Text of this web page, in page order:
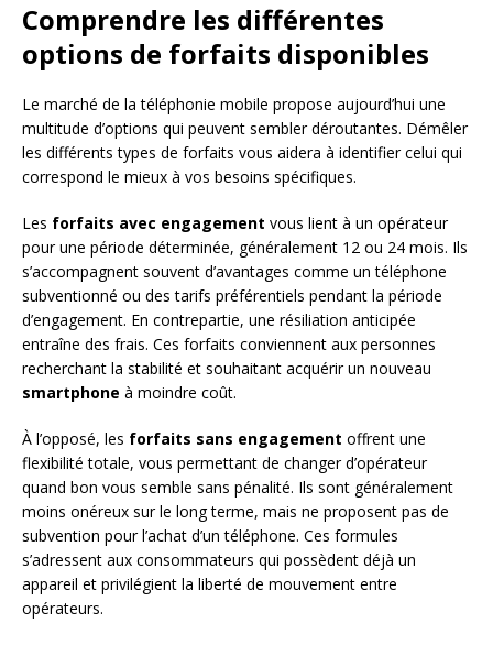
Comprendre les différentes
options de forfaits disponibles
Le marché de la téléphonie mobile propose aujourd’hui une
multitude d’options qui peuvent sembler déroutantes. Démêler
les différents types de forfaits vous aidera à identifier celui qui
correspond le mieux à vos besoins spécifiques.
Les forfaits avec engagement vous lient à un opérateur
pour une période déterminée, généralement 12 ou 24 mois. Ils
s’accompagnent souvent d’avantages comme un téléphone
subventionné ou des tarifs préférentiels pendant la période
d’engagement. En contrepartie, une résiliation anticipée
entraîne des frais. Ces forfaits conviennent aux personnes
recherchant la stabilité et souhaitant acquérir un nouveau
smartphone à moindre coût.
À l’opposé, les forfaits sans engagement offrent une
flexibilité totale, vous permettant de changer d’opérateur
quand bon vous semble sans pénalité. Ils sont généralement
moins onéreux sur le long terme, mais ne proposent pas de
subvention pour l’achat d’un téléphone. Ces formules
s’adressent aux consommateurs qui possèdent déjà un
appareil et privilégient la liberté de mouvement entre
opérateurs.